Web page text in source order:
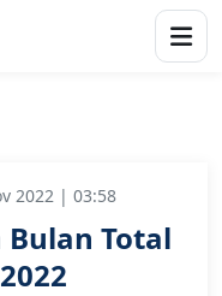
2022 | 03:58
Bulan Total